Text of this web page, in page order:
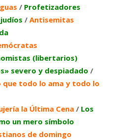
/ Profetizadores
/Antisemitas
(libertarios)
severo y despiadado /
que todo lo ama y todo lo
la Última Cena / Los
un mero símbolo
de domingo